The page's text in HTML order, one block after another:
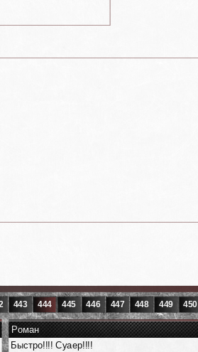
443 444 445 446 447 448 449 450
Роман
Быстро!!!! Суаер!!!!